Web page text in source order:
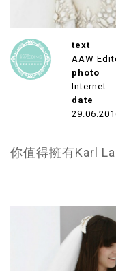
text
AAW
photo
Internet
date
你值得擁有Karl